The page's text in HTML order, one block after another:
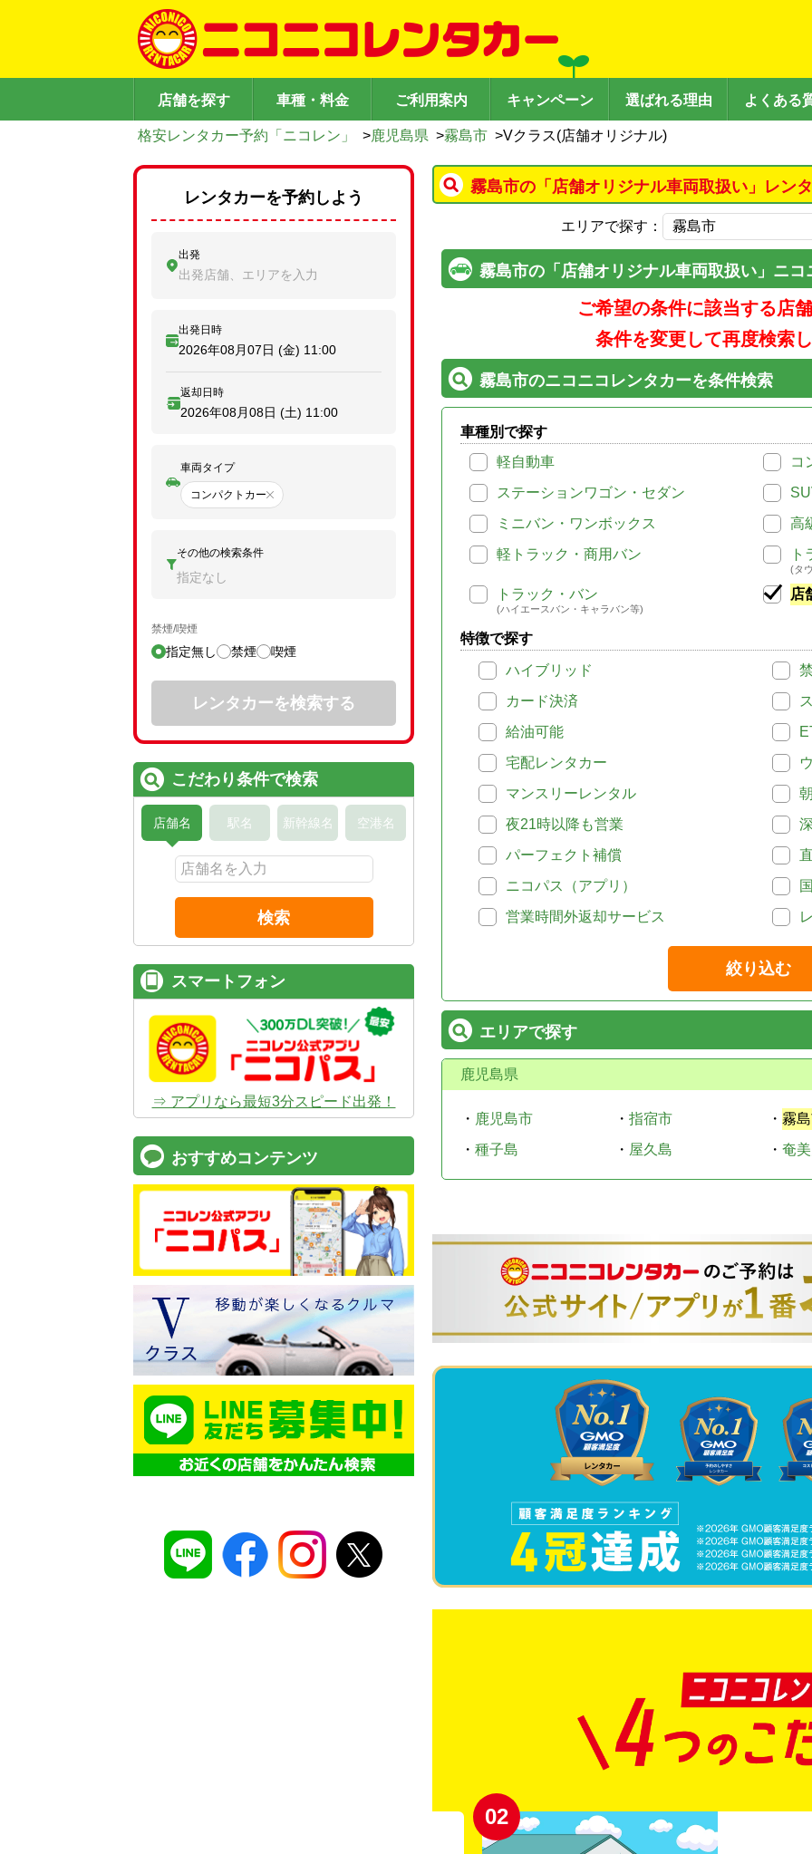
店舗を探す 車種・料金 ご利用案内 キャンペーン 選ばれる理由 よくある
格安レンタカー予約「ニコレン」 >鹿児島県 >霧島市 >Vクラス(店舗オリジナル)
霧島市の「店舗オリジナル車両取扱い」レン
エリアで探す：
霧島市の「店舗オリジナル車両取扱い」ニ
ご希望の条件に該当する店
条件を変更して再度検索
霧島市のニコニコレンタカーを条件検索
車種別で探す
軽自動車
コ
ステーションワゴン・セダン
ミニバン・ワンボックス
高
軽トラック・商用バン
ト
(タ
トラック・バン
(ハイエースバン・キャラバン等)
店
特徴で探す
ハイブリッド
カード決済
給油可能
宅配レンタカー
マンスリーレンタル
夜21時以降も営業
パーフェクト補償
ニコパス（アプリ）
営業時間外返却サービス
絞り込む
エリアで探す
鹿児島県
・ 鹿児島市 ・ 指宿市 ・ 霧
・ 種子島 ・ 屋久島 ・ 奄
02
レンタカーを予約しよう
出発
出発店舗、エリアを入力
出発日時
2026年08月07日 (金) 11:00
返却日時
2026年08月08日 (土) 11:00
車両タイプ
コンパクトカー
その他の検索条件
指定なし
禁煙/喫煙
指定無し 禁煙 喫煙
レンタカーを検索する
こだわり条件で検索
店舗名 駅名 新幹線名 空港名
検索
スマートフォン
⇒ アプリなら最短3分スピード出発！
おすすめコンテンツ